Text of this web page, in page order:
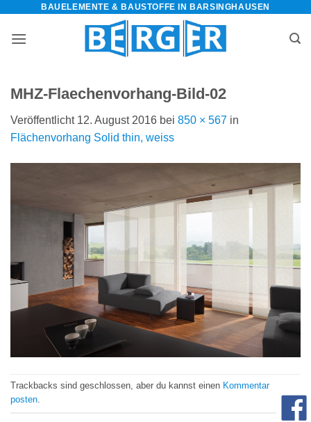
springen
BAUELEMENTE & BAUSTOFFE IN BARSINGHAUSEN
MHZ-Flaechenvorhang-Bild-02
Veröffentlicht 12. August 2016 bei 850 × 567 in
Flächenvorhang Solid thin, weiss
Trackbacks sind geschlossen, aber du kannst einen Kommentar
posten.
da/7396d191548d7bebea1ee96e2c08/